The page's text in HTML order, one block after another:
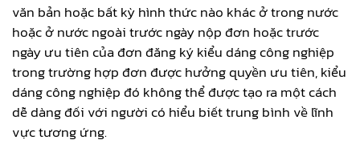
văn bản hoặc bất kỳ hình thức nào khác ở trong nước
hoặc ở nước ngoài trước ngày nộp đơn hoặc trước
ngày ưu tiên của đơn đăng ký kiểu dáng công nghiệp
trong trường hợp đơn được hưởng quyền ưu tiên, kiểu
dáng công nghiệp đó không thể được tạo ra một cách
dễ dàng đối với người có hiểu biết trung bình về lĩnh
vực tương ứng.